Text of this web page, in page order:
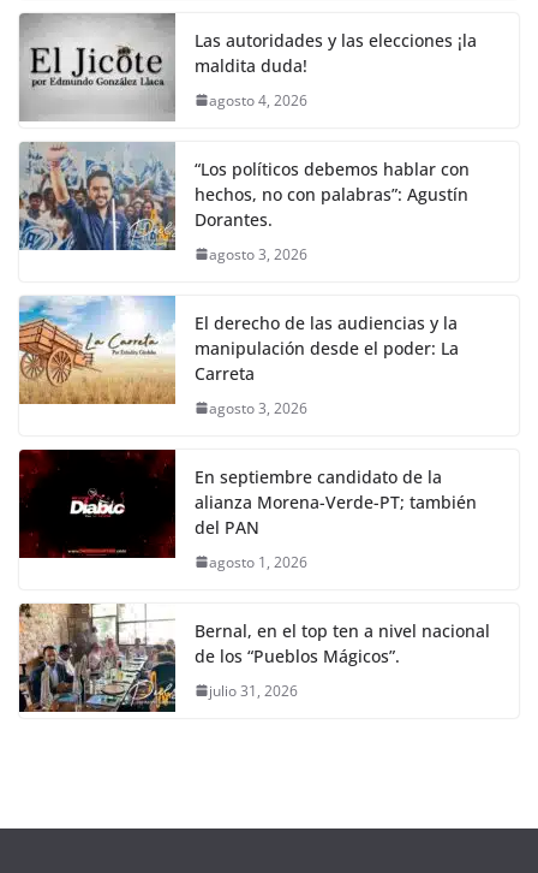
Las autoridades y las elecciones ¡la
maldita duda!
agosto 4, 2026
“Los políticos debemos hablar con
hechos, no con palabras”: Agustín
Dorantes.
agosto 3, 2026
El derecho de las audiencias y la
manipulación desde el poder: La
Carreta
agosto 3, 2026
En septiembre candidato de la
alianza Morena-Verde-PT; también
del PAN
agosto 1, 2026
Bernal, en el top ten a nivel nacional
de los “Pueblos Mágicos”.
julio 31, 2026